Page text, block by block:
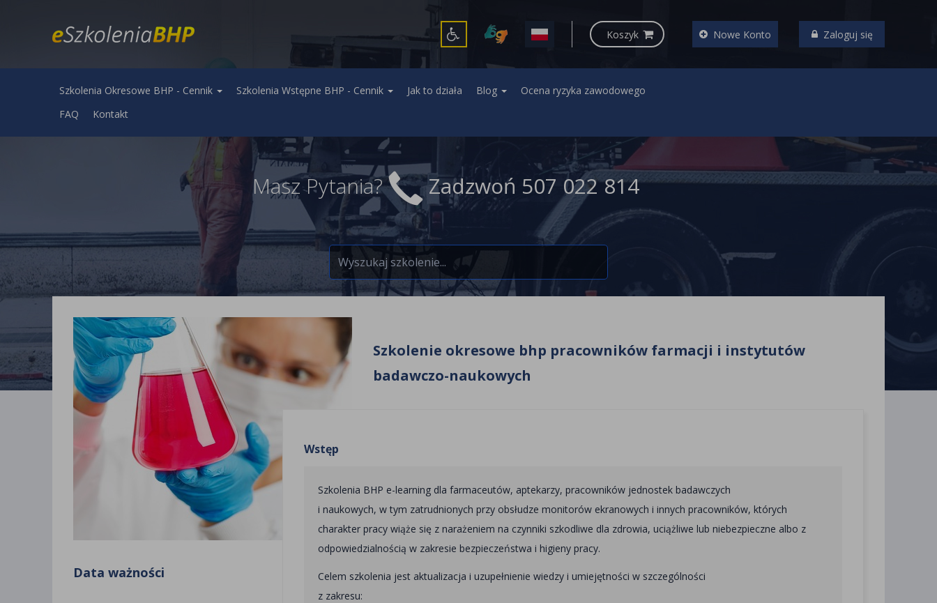
Koszyk Nowe Konto Zaloguj się
Szkolenia Okresowe BHP - Cennik Szkolenia Wstępne BHP - Cennik Jak to działa Blog
Ocena ryzyka zawodowego
FAQ
Kontakt
Masz Pytania? Zadzwoń 507 022 814
Data ważności
Szkolenie okresowe bhp pracowników farmacji i instytutów
badawczo-naukowych
Wstęp
Szkolenia BHP e-learning dla farmaceutów, aptekarzy, pracowników jednostek badawczych
i naukowych, w tym zatrudnionych przy obsłudze monitorów ekranowych i innych pracowników, których
charakter pracy wiąże się z narażeniem na czynniki szkodliwe dla zdrowia, uciążliwe lub niebezpieczne albo z
odpowiedzialnością w zakresie bezpieczeństwa i higieny pracy.
Celem szkolenia jest aktualizacja i uzupełnienie wiedzy i umiejętności w szczególności
z zakresu: